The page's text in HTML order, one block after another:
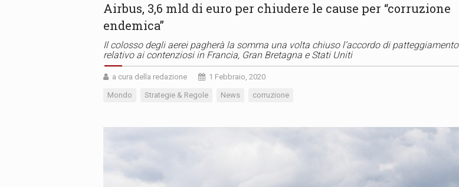
Airbus, 3,6 mld di euro per chiudere le cause per “corruzione
endemica”
Il colosso degli aerei pagherà la somma una volta chiuso l’accordo di patteggiamento
relativo ai contenziosi in Francia, Gran Bretagna e Stati Uniti
a cura della redazione 1 Febbraio, 2020
Mondo Strategie & Regole News corruzione